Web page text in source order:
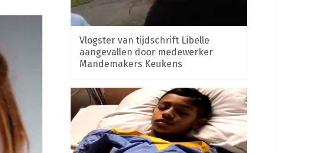
Vlogster van tijdschrift Libelle
aangevallen door medewerker
Mandemakers Keukens